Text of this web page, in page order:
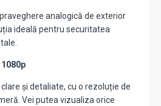
analogică de exterior
ideală pentru securitatea
și detaliate, cu o rezoluție de
Vei putea vizualiza orice